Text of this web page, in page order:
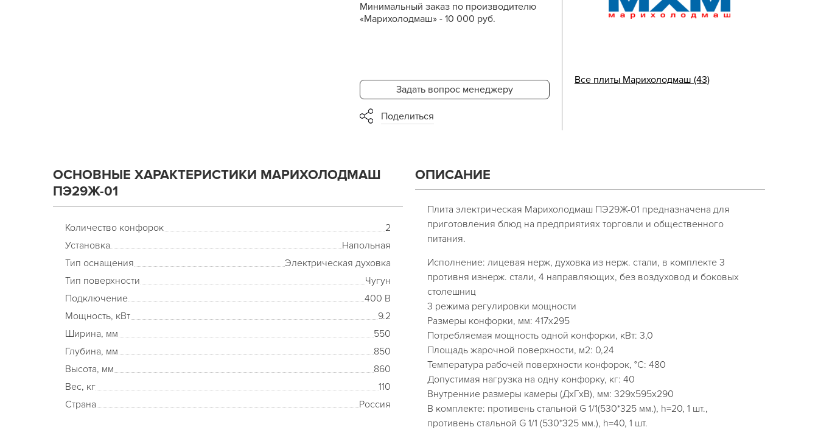
Минимальный заказ по производителю
«Марихолодмаш» - 10 000 руб.
Задать вопрос менеджеру
Поделиться
Все плиты Марихолодмаш (43)
ОСНОВНЫЕ ХАРАКТЕРИСТИКИ МАРИХОЛОДМАШ
ПЭ29Ж-01
Количество конфорок
2
Установка
Напольная
Тип оснащения
Электрическая духовка
Тип поверхности
Чугун
Подключение
400 В
Мощность, кВт
9.2
Ширина, мм
550
Глубина, мм
850
Высота, мм
860
Вес, кг
110
Страна
Россия
ОПИСАНИЕ
Плита электрическая Марихолодмаш ПЭ29Ж-01 предназначена для
приготовления блюд на предприятиях торговли и общественного
питания.
Исполнение: лицевая нерж, духовка из нерж. стали, в комплекте 3
противня изнерж. стали, 4 направляющих, без воздуховод и боковых
столешниц
3 режима регулировки мощности
Размеры конфорки, мм: 417х295
Потребляемая мощность одной конфорки, кВт: 3,0
Площадь жарочной поверхности, м2: 0,24
Температура рабочей поверхности конфорок, °С: 480
Допустимая нагрузка на одну конфорку, кг: 40
Внутренние размеры камеры (ДхГхВ), мм: 329х595х290
В комплекте: противень стальной G 1/1(530*325 мм.), h=20, 1 шт.,
противень стальной G 1/1 (530*325 мм.), h=40, 1 шт.